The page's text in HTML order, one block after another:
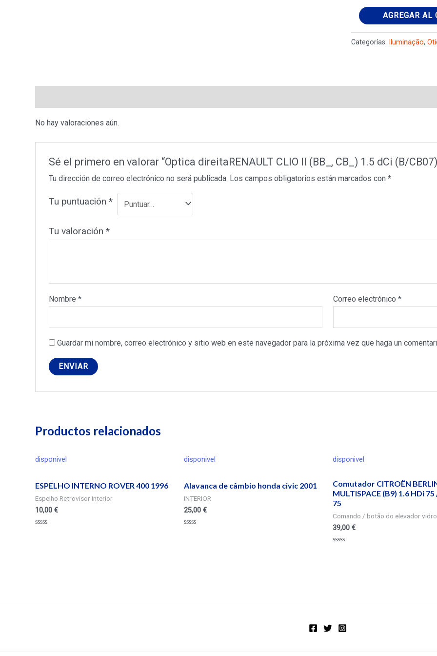
Optica
direitaRENAULT
CLIO
CB_)
cantidad
AGREGAR AL
Categorías: Iluminação,
No hay valoraciones aún.
Sé el primero en valorar “Optica direitaRENAULT CLIO II (BB_, CB_) 1.5 dCi (B/
Tu dirección de correo electrónico no será publicada. Los campos obligatorios están marcados con *
Tu puntuación *
Tu valoración *
Nombre * Correo electrónico*
Guardar mi nombre, correo electrónico y sitio web en este navegador para la próxima vez que haga un
Productos relacionados
disponivel
ESPELHO INTERNO ROVER 400 1996
Espelho Retrovisor Interior
10,00 €
disponivel
Alavanca de câmbio honda civic 2001
INTERIOR
25,00 €
disponivel
Comutador CITROËN
MULTISPACE (B9) 1.6 HDi
75
Comando / botão do elevador vidro
39,00 €